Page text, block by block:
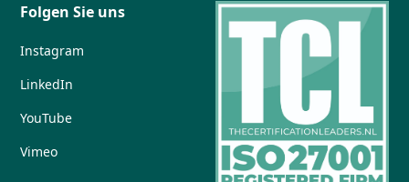
Folgen Sie uns
Instagram
LinkedIn
YouTube
Vimeo